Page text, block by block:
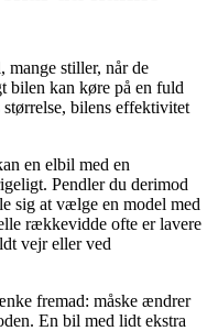
mange stiller, når de
bilen kan køre på en fuld
bilens effektivitet
en elbil med en
Pendler du derimod
sig at vælge en model med
rækkevidde ofte er lavere
vejr eller ved
fremad: måske ændrer
En bil med lidt ekstra